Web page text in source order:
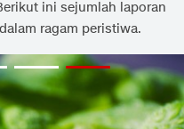
ini sejumlah laporan
ragam peristiwa.